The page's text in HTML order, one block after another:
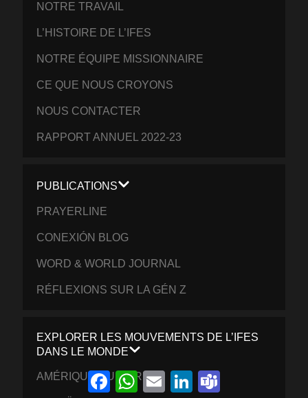
NOTRE TRAVAIL
L’HISTOIRE DE L’IFES
NOTRE ÉQUIPE MISSIONNAIRE
CE QUE NOUS CROYONS
NOUS CONTACTER
RAPPORT ANNUEL 2022-23
PUBLICATIONS
PRAYERLINE
CONEXIÓN BLOG
WORD & WORLD JOURNAL
RÉFLEXIONS SUR LA GÉN Z
EXPLORER LES MOUVEMENTS DE L’IFES
DANS LE MONDE
AMÉRIQUE DU NORD
FacebookWhatsAppEmail LinkedIn